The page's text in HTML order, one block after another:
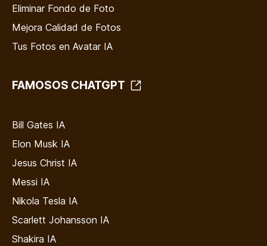
Eliminar Fondo de Foto
Mejora Calidad de Fotos
Tus Fotos en Avatar IA
FAMOSOS CHATGPT
Bill Gates IA
Elon Musk IA
Jesus Christ IA
Messi IA
Nikola Tesla IA
Scarlett Johansson IA
Shakira IA